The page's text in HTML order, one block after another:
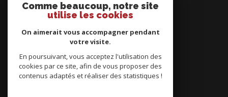
ADHÉRENTS
Comme beaucoup, notre site
utilise les cookies
On aimerait vous accompagner pendant
votre visite.
En poursuivant, vous acceptez l'utilisation des
cookies par ce site, afin de vous proposer des
contenus adaptés et réaliser des statistiques !